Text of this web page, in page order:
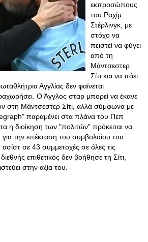
εκπροσώπους
του Ραχίμ
Στέρλινγκ, με
στόχο να
πειστεί να φύγει
από τη
Μάντσεστερ
Σίτι και να πάει
Αγγλίας δεν φαίνεται
Ο Άγγλος σταρ μπορεί να έκανε
στη Μάντσεστερ Σίτι, αλλά σύμφωνα με
παραμένει στα πλάνα του Πεπ
η διοίκηση των "πολιτών" πρόκειται να
την επέκταση του συμβολαίου του.
σε 43 συμμετοχές σε όλες τις
επιθετικός δεν βοήθησε τη Σίτι,
στην αξία του.